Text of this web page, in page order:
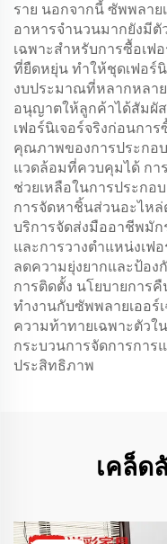
ราย นอกจากนี้ ซัพพลาย
อาหารจำนวนมากยังมีตั
เฉพาะสำหรับการซื้อเฟ
ที่ยืดหยุ่น ทำให้ชุดเฟอร์
งบประมาณที่หลากหลา
อนุญาตให้ลูกค้าได้สัมผั
เฟอร์นิเจอร์จริงก่อนกา
คุณภาพของการประกอ
แวดล้อมที่ควบคุมได้ กา
ช่วยเหลือในการประกอ
การจัดหาชิ้นส่วนอะไหล่
บริการจัดส่งมืออาชีพมั
และการวางตำแหน่งเฟ
ลดความยุ่งยากและป้อง
การติดตั้ง นโยบายการ
ทำงานกับซัพพลายเออร์
ความท้าทายเฉพาะตัวใ
กระบวนการจัดการกา
ประสิทธิภาพ
เคล็ด